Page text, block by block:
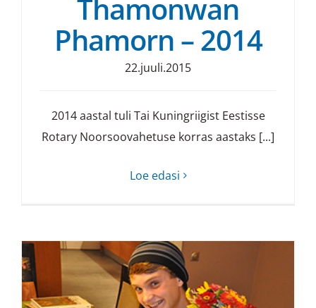
Thamonwan
Phamorn – 2014
22.juuli.2015
2014 aastal tuli Tai Kuningriigist Eestisse
Rotary Noorsoovahetuse korras aastaks [...]
Loe edasi